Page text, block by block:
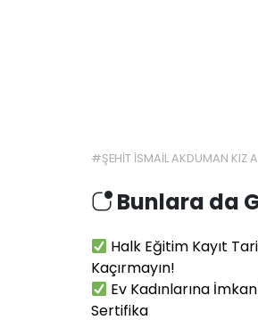
#ŞEHİT İSMAİL AKDUMAN KIZ
Bunlara da
Halk Eğitim Kayıt
Kaçırmayın!
Ev Kadınlarına
Sertifika